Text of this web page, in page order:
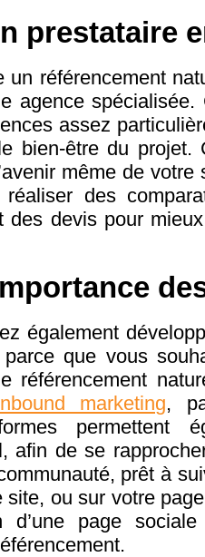
prestataire
référencement
agence spécialisée.
assez
bien-être du projet.
même de
des
des devis pour
également
parce que vous
référencement
marketing,
permettent
afin de se
prêt à
site, ou sur votre
d’une page